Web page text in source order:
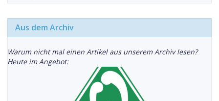
Aus dem Archiv
Warum nicht mal einen Artikel aus unserem Archiv lesen?
Heute im Angebot: